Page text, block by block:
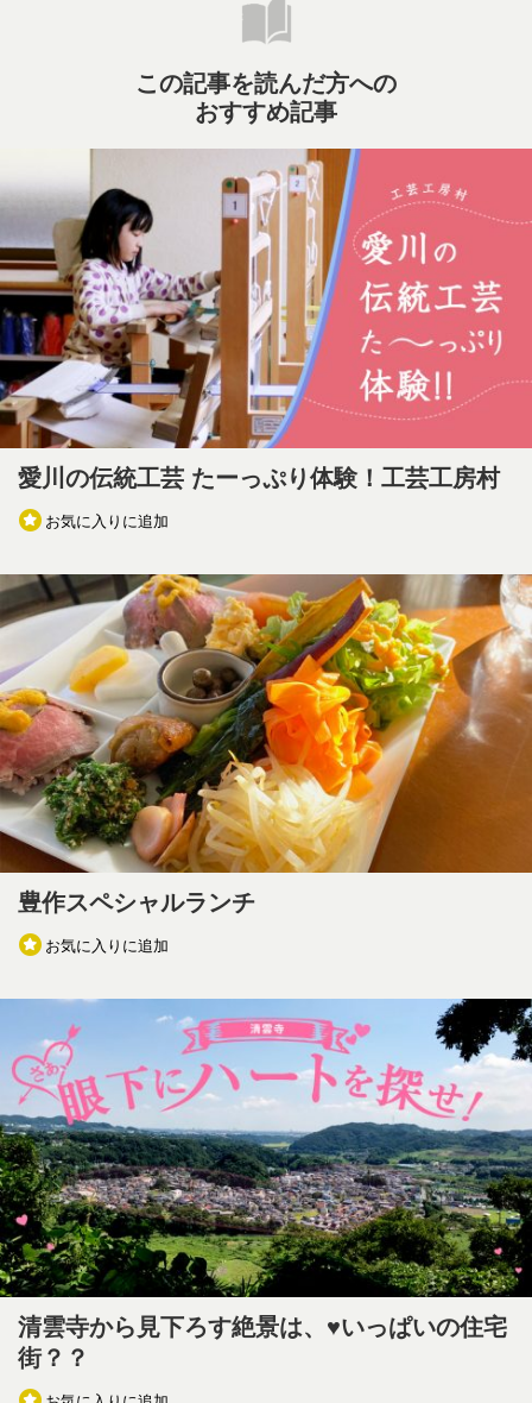
この記事を読んだ方への
おすすめ記事
愛川の伝統工芸 たーっぷり体験！工芸工房村
お気に入りに追加
豊作スペシャルランチ
お気に入りに追加
清雲寺から見下ろす絶景は、♥いっぱいの住宅
街？？